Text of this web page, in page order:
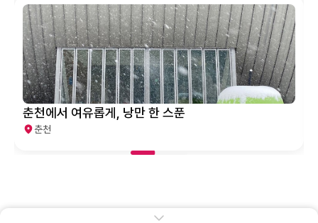
춘천에서 여유롭게, 낭만 한 스푼
춘천